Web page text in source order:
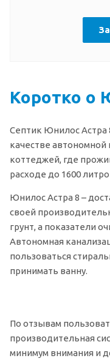
Коротко о
Септик Юнилос Астра
качестве
коттеджей, где
расходе до 1600
Юнилос Астра 8 –
своей
грунт, а показатели
Автономная
пользоваться
принимать ванну.
По отзывам
производительная
минимум внимания и